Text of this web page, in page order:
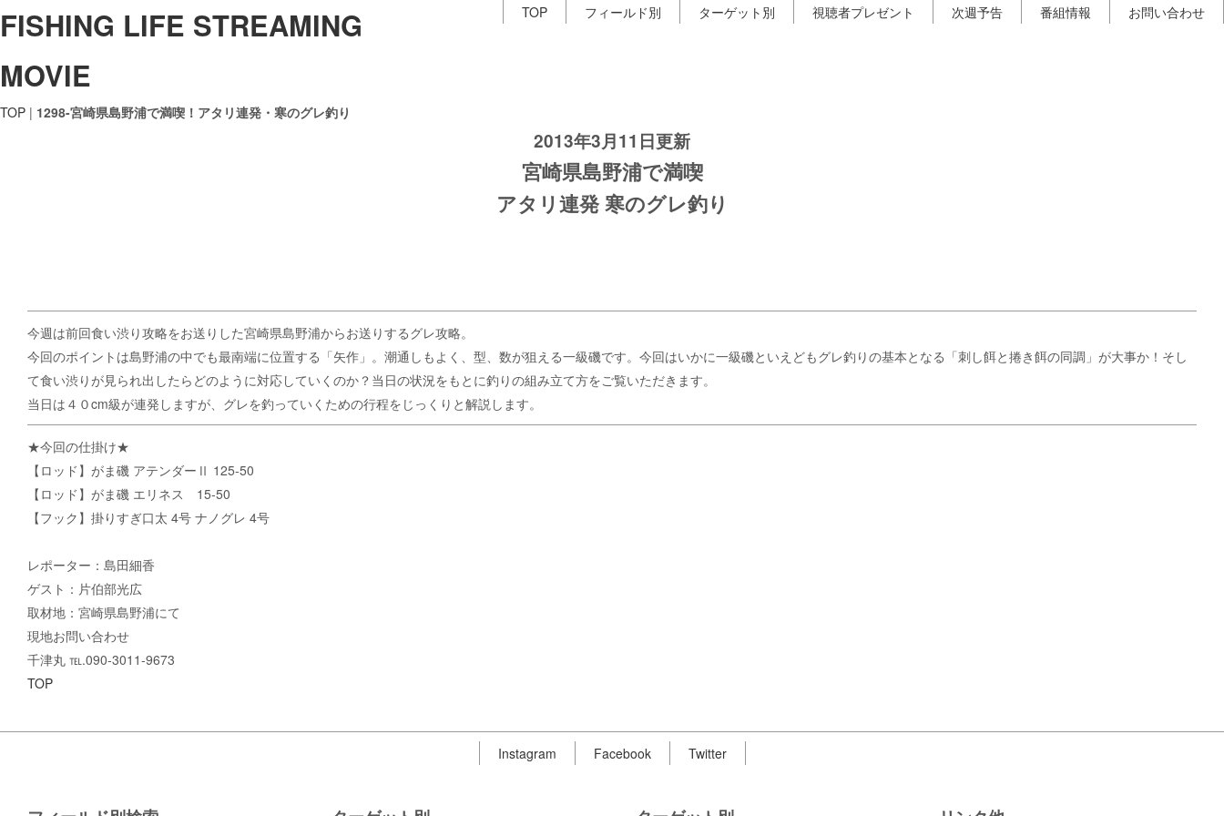
FISHING LIFE STREAMING
MOVIE
TOP フィールド別 ターゲット別 視聴者プレゼント 次週予告 番組情報 お問い合わせ
TOP | 1298-宮崎県島野浦で満喫！アタリ連発・寒のグレ釣り
2013年3月11日更新
宮崎県島野浦で満喫
アタリ連発 寒のグレ釣り
今週は前回食い渋り攻略をお送りした宮崎県島野浦からお送りするグレ攻略。
今回のポイントは島野浦の中でも最南端に位置する「矢作」。潮通しもよく、型、数が狙える一級磯です。今回はいかに一級磯といえどもグレ釣りの基本となる「刺し餌と捲き餌の同調」が大事か！そし
て食い渋りが見られ出したらどのように対応していくのか？当日の状況をもとに釣りの組み立て方をご覧いただきます。
当日は４０cm級が連発しますが、グレを釣っていくための行程をじっくりと解説します。
★今回の仕掛け★
【ロッド】がま磯 アテンダーⅡ 125-50
【ロッド】がま磯 エリネス 15-50
【フック】掛りすぎ口太 4号 ナノグレ 4号
レポーター：島田細香
ゲスト：片伯部光広
取材地：宮崎県島野浦にて
現地お問い合わせ
千津丸 ℡.090-3011-9673
TOP
Instagram Facebook Twitter